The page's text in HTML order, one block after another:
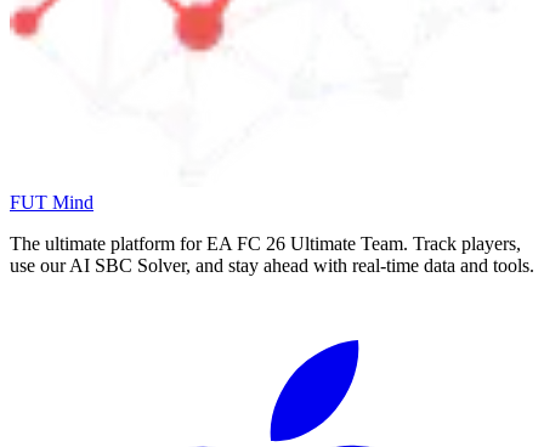
FUT Mind
The ultimate platform for EA FC 26 Ultimate Team. Track players,
use our AI SBC Solver, and stay ahead with real-time data and tools.